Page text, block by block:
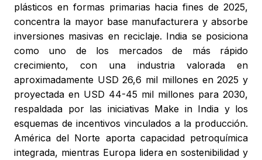
plásticos en formas primarias hacia fines de 2025,
concentra la mayor base manufacturera y absorbe
inversiones masivas en reciclaje. India se posiciona
como uno de los mercados de más rápido
crecimiento, con una industria valorada en
aproximadamente USD 26,6 mil millones en 2025 y
proyectada en USD 44-45 mil millones para 2030,
respaldada por las iniciativas Make in India y los
esquemas de incentivos vinculados a la producción.
América del Norte aporta capacidad petroquímica
integrada, mientras Europa lidera en sostenibilidad y